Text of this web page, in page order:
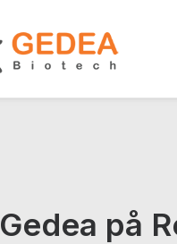
Gedea på